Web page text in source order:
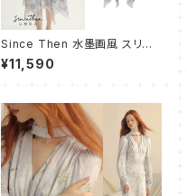
Since Then 水墨画風 スリム
キャミ ワンピース ドレス
¥11,590